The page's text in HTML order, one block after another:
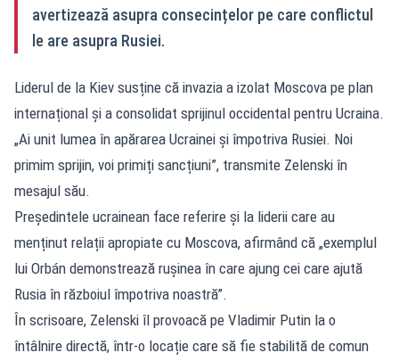
avertizează asupra consecințelor pe care conflictul
le are asupra Rusiei.
Liderul de la Kiev susține că invazia a izolat Moscova pe plan
internațional și a consolidat sprijinul occidental pentru Ucraina.
„Ai unit lumea în apărarea Ucrainei și împotriva Rusiei. Noi
primim sprijin, voi primiți sancțiuni”, transmite Zelenski în
mesajul său.
Președintele ucrainean face referire și la liderii care au
menținut relații apropiate cu Moscova, afirmând că „exemplul
lui Orbán demonstrează rușinea în care ajung cei care ajută
Rusia în războiul împotriva noastră”.
În scrisoare, Zelenski îl provoacă pe Vladimir Putin la o
întâlnire directă, într-o locație care să fie stabilită de comun